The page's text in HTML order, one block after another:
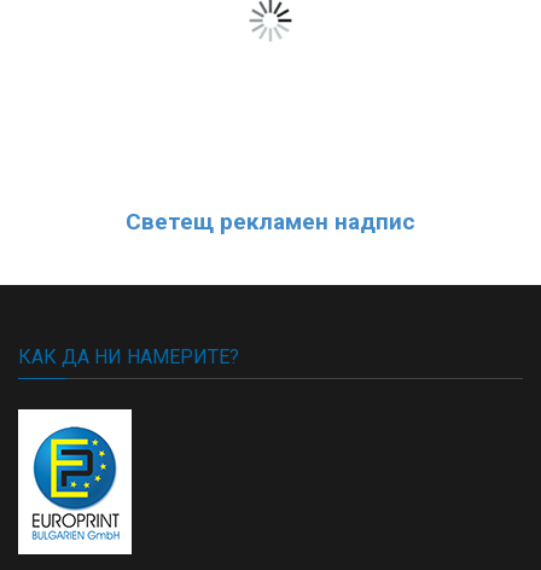
Светещ рекламен надпис
КАК ДА НИ НАМЕРИТЕ?